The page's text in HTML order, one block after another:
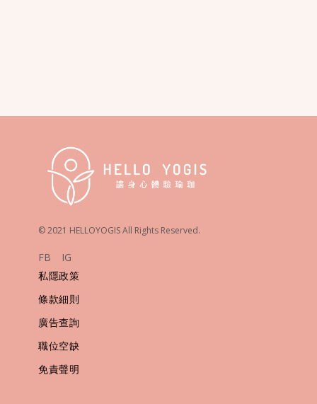
© 2021 HELLOYOGIS All Rights Reserved.
FB
IG
私隱政策
條款細則
廣告查詢
職位空缺
免責聲明